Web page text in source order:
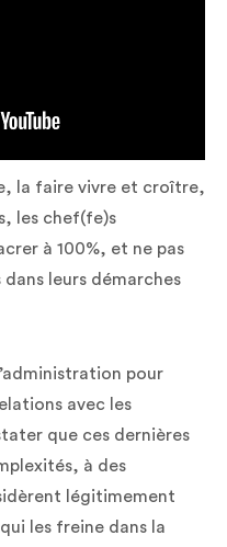
la faire vivre et croître,
les chef(fe)s
à 100%, et ne pas
leurs démarches
pour
avec les
que ces dernières
à des
légitimement
les freine dans la